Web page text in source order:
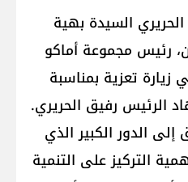
السيدة بهية
رئيس مجموعة أماكو
زيارة تعزية بمناسبة
الرئيس رفيق الحريري.
الدور الكبير الذي
التركيز على التنمية